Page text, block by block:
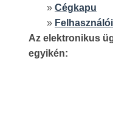
» Cégkapu
»
Az elektronikus
egyikén: